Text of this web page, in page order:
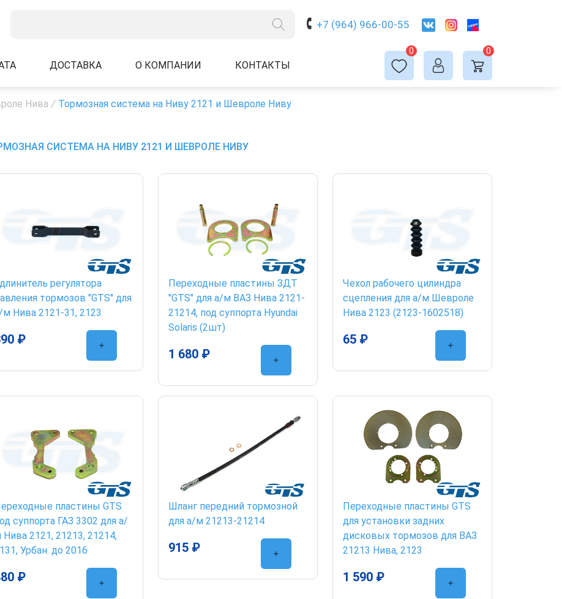
+7 (964) 966-00-55
ДОСТАВКА О КОМПАНИИ КОНТАКТЫ
0 0
Нива / Тормозная система на Ниву 2121 и Шевроле Ниву
СИСТЕМА НА НИВУ 2121 И ШЕВРОЛЕ НИВУ
регулятора
тормозов "GTS" для
м Нива 2121-31, 2123
₽
Переходные пластины ЗДТ
"GTS" для а/м ВАЗ Нива 2121-
21214, под суппорта Hyundai
Solaris (2шт)
1 680 ₽
Чехол рабочего цилиндра
сцепления для а/м Шевроле
Нива 2123 (2123-1602518)
65 ₽
пластины GTS
суппорта ГАЗ 3302 для а/
Нива 2121, 21213, 21214,
Урбан. до 2016
₽
Шланг передний тормозной
для а/м 21213-21214
915 ₽
Переходные пластины GTS
для установки задних
дисковых тормозов для ВАЗ
21213 Нива, 2123
1 590 ₽